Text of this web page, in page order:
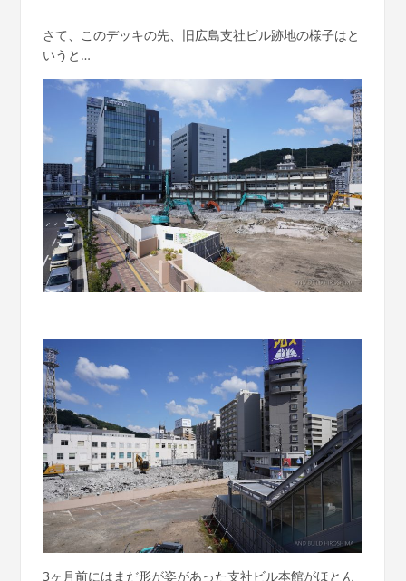
さて、このデッキの先、旧広島支社ビル跡地の様子はと
いうと…
3ヶ月前にはまだ形が姿があった支社ビル本館がほとん